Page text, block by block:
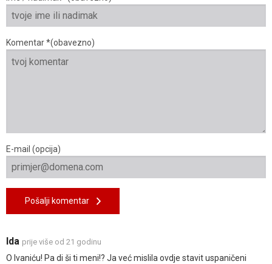
Komentar *(obavezno)
E-mail (opcija)
Pošalji komentar
Ida prije više od 21 godinu
O Ivaniću! Pa di ši ti meni!? Ja već mislila ovdje stavit uspaničeni